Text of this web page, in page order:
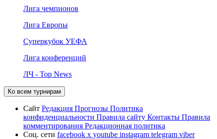
Лига чемпионов
Лига Европы
Суперкубок УЕФА
Лига конференций
ЛЧ - Top News
Ко всем турнирам
Сайт Редакция Прогнозы Политика
конфиденциальности Правила сайту Контакты Правила
комментирования Редакционная политика
Соц. сети facebook x youtube instagram telegram viber